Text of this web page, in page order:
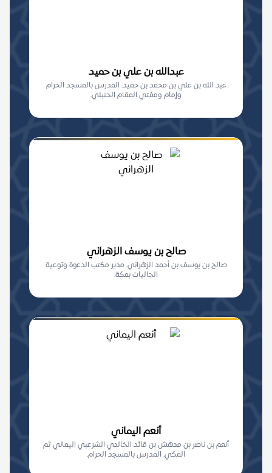
عبدالله بن علي بن حميد
عبد الله بن علي بن محمد بن حميد. المدرس بالمسجد الحرام
وإمام ومفتي المقام الحنبلي.
صالح بن يوسف الزهراني
صالح بن يوسف بن أحمد الزهراني. مدير مكتب الدعوة وتوعية
الجاليات بمكة.
أنعم اليماني
أنعم بن ناصر بن مدهش بن قائد الخالدي الشرعبي اليماني ثم
المكي. المدرس بالمسجد الحرام.